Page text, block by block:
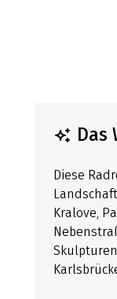
Das
Diese
Kralove,